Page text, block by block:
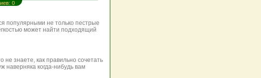
0
популярными не только пестрые
может найти подходящий
знаете, как правильно сочетать
наверняка когда-нибудь вам